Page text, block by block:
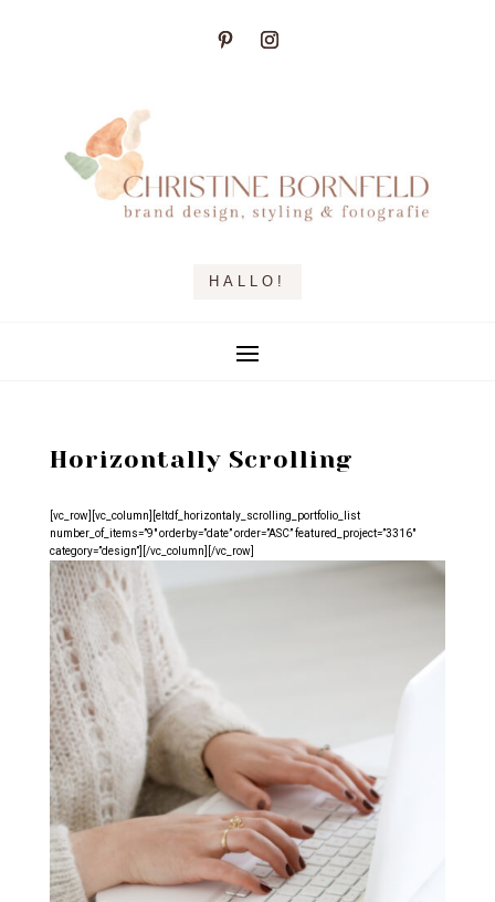
HALLO!
Horizontally Scrolling
[vc_row][vc_column][eltdf_horizontaly_scrolling_portfolio_list
number_of_items=”9″ orderby=”date” order=”ASC” featured_project=”3316″
category=”design”][/vc_column][/vc_row]